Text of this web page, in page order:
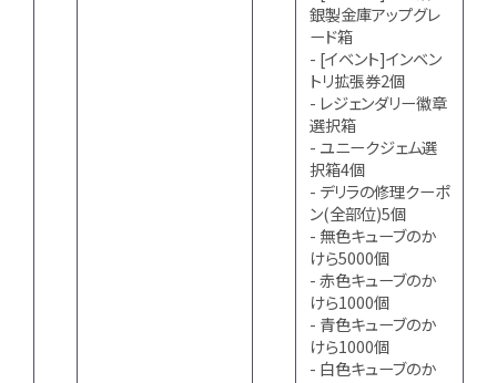
銀製金庫アップグレ
ード箱
- [イベント]インベン
トリ拡張券2個
- レジェンダリー徽章
選択箱
- ユニークジェム選
択箱4個
- デリラの修理クーポ
ン(全部位)5個
- 無色キューブのか
けら5000個
- 赤色キューブのか
けら1000個
- 青色キューブのか
けら1000個
- 白色キューブのか